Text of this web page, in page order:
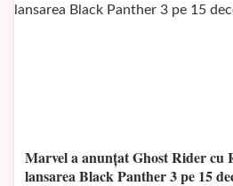
Marvel a anunțat Ghost Rider cu
lansarea Black Panther 3 pe 15